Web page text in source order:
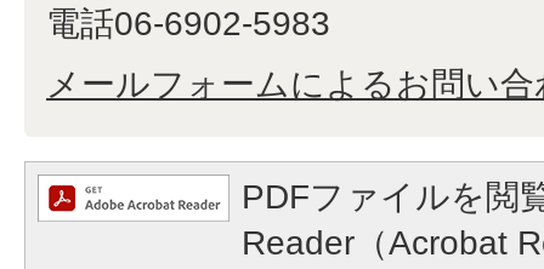
電話06-6902-5983
メールフォームによるお問い合
PDFファイルを閲
Reader（Acrobat